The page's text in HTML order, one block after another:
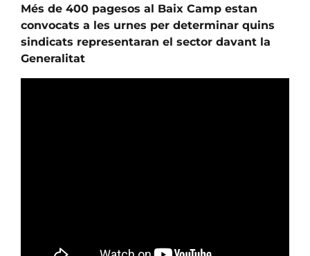
Més de 400 pagesos al Baix Camp estan
convocats a les urnes per determinar quins
sindicats representaran el sector davant la
Generalitat